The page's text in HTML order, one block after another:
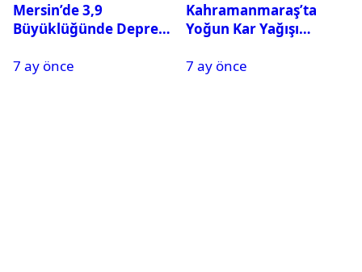
Mersin’de 3,9
Büyüklüğünde Deprem
7 ay önce
Kahramanmaraş’ta
Yoğun Kar Yağışı
Tatil
7 ay önce